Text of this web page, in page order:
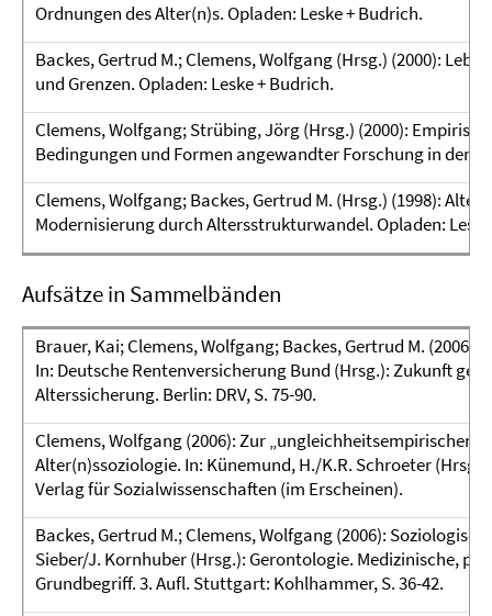
Ordnungen des Alter(n)s. Opladen: Leske + Budrich.
Backes, Gertrud M.; Clemens, Wolfgang (Hrsg.) (2000):
und Grenzen. Opladen: Leske + Budrich.
Clemens, Wolfgang; Strübing, Jörg (Hrsg.) (2000):
Bedingungen und Formen angewandter Forschung in den
Clemens, Wolfgang; Backes, Gertrud M. (Hrsg.) (1998):
Modernisierung durch Altersstrukturwandel. Opladen:
Aufsätze in Sammelbänden
Brauer, Kai; Clemens, Wolfgang; Backes, Gertrud M.
In: Deutsche Rentenversicherung Bund (Hrsg.): Zukunft
Alterssicherung. Berlin: DRV, S. 75-90.
Clemens, Wolfgang (2006): Zur „ungleichheitsempirischen
Alter(n)ssoziologie. In: Künemund, H./K.R. Schroeter
Verlag für Sozialwissenschaften (im Erscheinen).
Backes, Gertrud M.; Clemens, Wolfgang (2006):
Sieber/J. Kornhuber (Hrsg.): Gerontologie. Medizinische,
Grundbegriff. 3. Aufl. Stuttgart: Kohlhammer, S. 36-42.